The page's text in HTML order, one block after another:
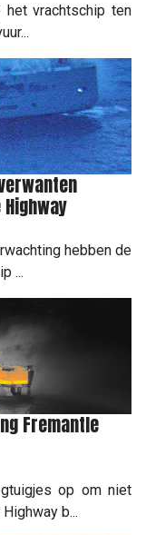
het vrachtschip ten
hebben de
...
Fremantle
op om niet
b...